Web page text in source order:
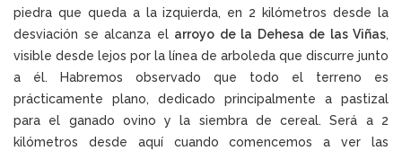
piedra que queda a la izquierda, en 2 kilómetros desde la
desviación se alcanza el arroyo de la Dehesa de las Viñas,
visible desde lejos por la línea de arboleda que discurre junto
a él. Habremos observado que todo el terreno es
prácticamente plano, dedicado principalmente a pastizal
para el ganado ovino y la siembra de cereal. Será a 2
kilómetros desde aquí cuando comencemos a ver las